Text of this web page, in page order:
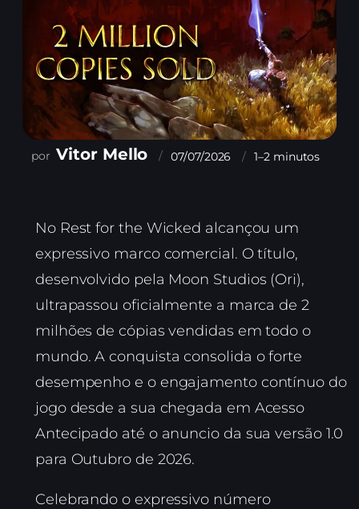
Vitor Mello 07/07/2026 1–2 minutos
No Rest for the Wicked alcançou um
expressivo marco comercial. O título,
desenvolvido pela Moon Studios (Ori),
ultrapassou oficialmente a marca de 2
milhões de cópias vendidas em todo o
mundo. A conquista consolida o forte
desempenho e o engajamento contínuo do
jogo desde a sua chegada em Acesso
Antecipado até o anuncio da sua versão 1.0
para Outubro de 2026.
Celebrando o expressivo número